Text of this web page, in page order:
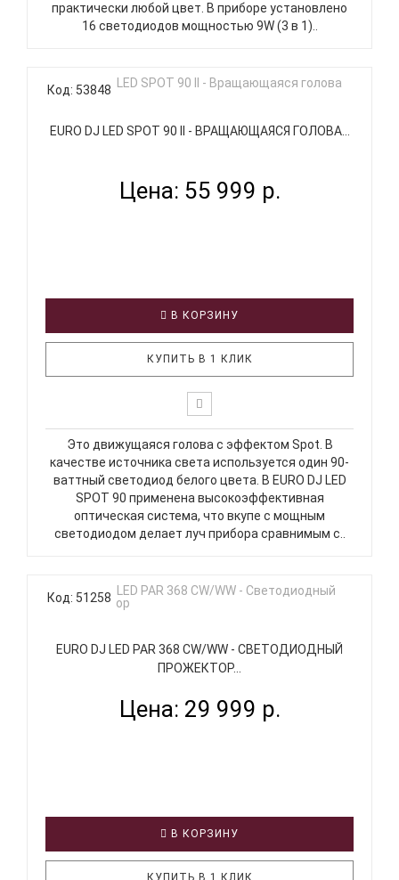
практически любой цвет. В приборе установлено
16 светодиодов мощностью 9W (3 в 1)..
Код: 53848
EURO DJ LED SPOT 90 II - ВРАЩАЮЩАЯСЯ ГОЛОВА...
Цена: 55 999 р.
В КОРЗИНУ
КУПИТЬ В 1 КЛИК
Это движущаяся голова с эффектом Spot. В
качестве источника света используется один 90-
ваттный светодиод белого цвета. В EURO DJ LED
SPOT 90 применена высокоэффективная
оптическая система, что вкупе с мощным
светодиодом делает луч прибора сравнимым с..
Код: 51258
EURO DJ LED PAR 368 CW/WW - СВЕТОДИОДНЫЙ
ПРОЖЕКТОР...
Цена: 29 999 р.
В КОРЗИНУ
КУПИТЬ В 1 КЛИК